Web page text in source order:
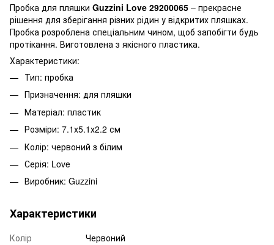
Пробка для пляшки Guzzini Love 29200065 – прекрасне
рішення для зберігання різних рідин у відкритих пляшках.
Пробка розроблена спеціальним чином, щоб запобігти будь
протікання. Виготовлена з якісного пластика.
Характеристики:
Тип: пробка
Призначення: для пляшки
Матеріал: пластик
Розміри: 7.1х5.1х2.2 см
Колір: червоний з білим
Серія: Love
Виробник: Guzzini
Характеристики
Колір
Червоний